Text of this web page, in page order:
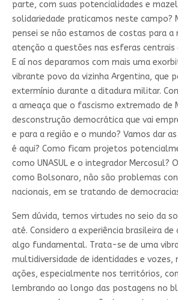
parte, com suas potencialidades e
solidariedade praticamos neste campo?
pensei se não estamos de costas para a
atenção a questões nas esferas centrais
E aí nos deparamos com mais uma
vibrante povo da vizinha Argentina, que
extermínio durante a ditadura militar.
a ameaça que o fascismo extremado de
desconstrução democrática que vai
e para a região e o mundo? Vamos dar
é aqui? Como ficam projetos
como UNASUL e o integrador Mercosul?
como Bolsonaro, não são problemas
nacionais, em se tratando de
Sem dúvida, temos virtudes no seio da
até. Considero a experiência brasileira de
algo fundamental. Trata-se de uma
multidiversidade de identidades e vozes,
ações, especialmente nos territórios,
lembrando ao longo das postagens no